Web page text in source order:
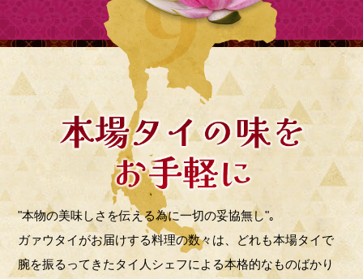
"本物の美味しさを伝える為に一切の妥協無し"｡
ガァウタイがお届けする料理の数々は、どれも本場タイで
腕を振るってきたタイ人シェフによる本格的なものばかり